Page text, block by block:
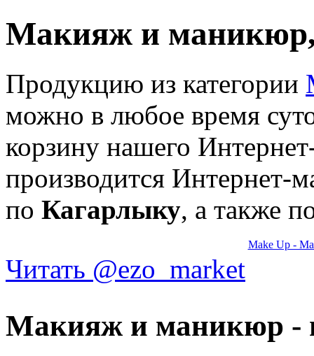
Макияж и
Продукцию из категории
можно в любое время
корзину нашего
производится Интернет-
по Кагарлыку, а также
Make Up -
Читать @ezo_market
Макияж и маникюр -